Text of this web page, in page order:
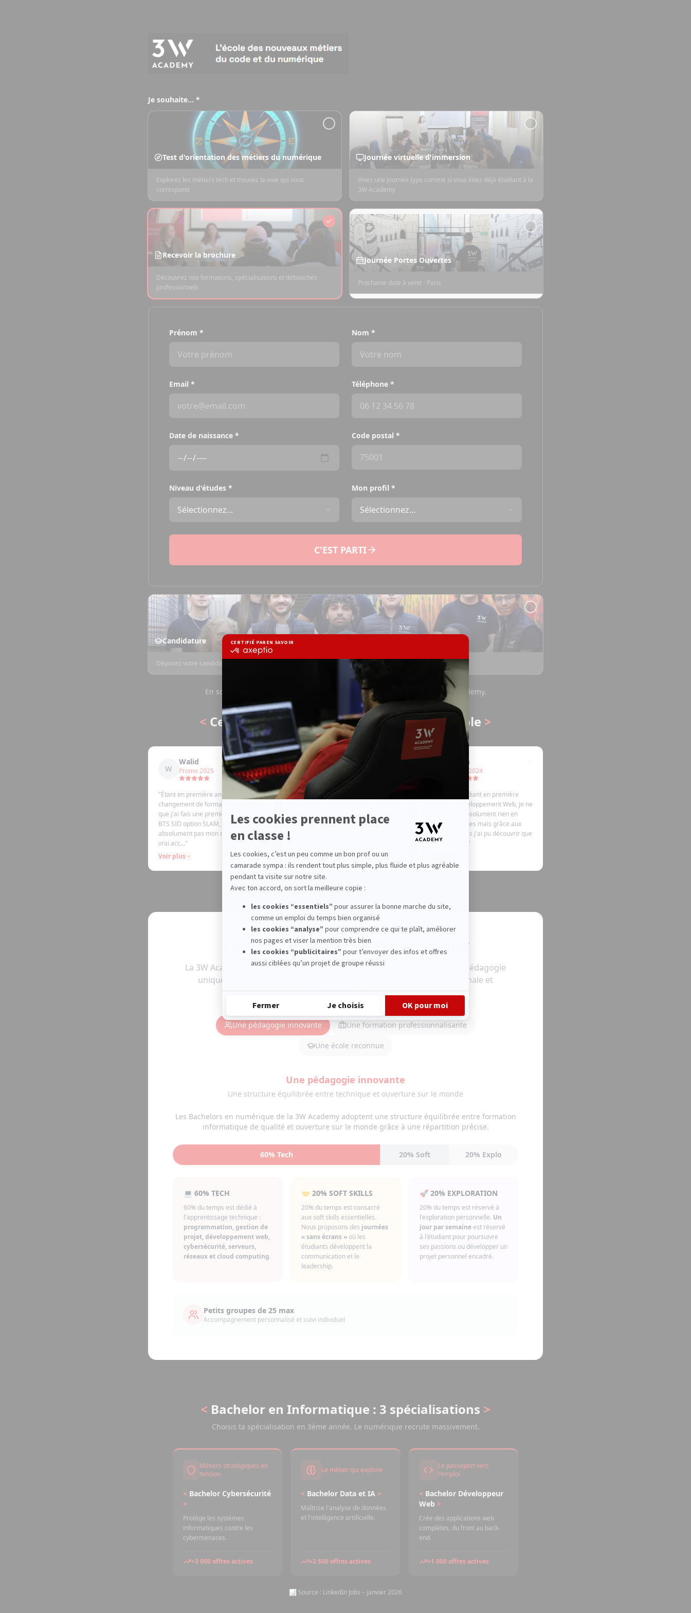
Je souhaite… *
Test d'orientation des métiers du numérique
Explorez les métiers tech et trouvez la voie qui vous
correspond
Journée virtuelle d'immersion
Vivez une journée type comme si vous étiez déjà étudiant à la
3W Academy
Recevoir la brochure
Découvrez nos formations, spécialisations et débouchés
professionnels
Journée Portes Ouvertes
Prochaine date à venir · Paris
Prénom * Nom *
Email * Téléphone *
Date de naissance * Code postal *
Niveau d'études * Mon profil *
C'EST PARTI
Candidature
Déposez votre candidature pour rejoindre la 3W Academy
En soumettant ce formulaire, vous acceptez d'être recontacté par la 3W Academy.
< Ce que nos étudiants pensent de notre école >
"
W
Walid
Promo 2025
"Étant en première année suite à un
changement de formation tandis
que j'ai fais une première année en
BTS SIO option SLAM, je ne regrette
absolument pas mon choix. On a un
vrai acc..."
Voir plus
M
Mathilde
Promo 2025
"Très bonne école, du personnel à
pour notre réussite. Les cours sont
très bien, bien expliqué avec des
Voir plus
Ryenn
Promo 2024
Je suis un étudiant en première
année en Développement Web, je ne
connaissais absolument rien en
code et langages mais grâce aux
portes ouvertes j'ai pu découvrir que
le code n'éta...
"
Pourquoi choisir la 3W Academy
La 3W Academy forme les talents du numérique de demain grâce à une pédagogie
unique, des intervenants professionnels et une reconnaissance nationale et
internationale.
Une pédagogie innovante Une formation professionnalisante
Une école reconnue
Une pédagogie innovante
Une structure équilibrée entre technique et ouverture sur le monde
Les Bachelors en numérique de la 3W Academy adoptent une structure équilibrée entre formation
informatique de qualité et ouverture sur le monde grâce à une répartition précise.
60% Tech 20% Soft 20% Explo
💻 60% TECH
60% du temps est dédié à
l'apprentissage technique :
programmation, gestion de
projet, développement web,
cybersécurité, serveurs,
réseaux et cloud computing.
🤝 20% SOFT SKILLS
20% du temps est consacré
aux soft skills essentielles.
Nous proposons des journées
« sans écrans » où les
étudiants développent la
communication et le
leadership.
🚀 20% EXPLORATION
20% du temps est réservé à
l'exploration personnelle. Un
jour par semaineest réservé
à l'étudiant pour poursuivre
ses passions ou développer un
projet personnel encadré.
Petits groupes de 25 max
Accompagnement personnalisé et suivi individuel
< Bachelor en Informatique : 3 spécialisations >
Choisis ta spécialisation en 3ème année. Le numérique recrute massivement.
Métiers stratégiques en
tension
< Bachelor Cybersécurité
>
Protège les systèmes
informatiques contre les
cybermenaces.
+3 000 offres actives
Le métier qui explose
< Bachelor Data et IA >
Maîtrise l'analyse de données
et l'intelligence artificielle.
+2 500 offres actives
Le passeport vers
l'emploi
< Bachelor Développeur
Web >
Crée des applications web
complètes, du front au back-
end.
+1 000 offres actives
📊 Source : LinkedIn Jobs – janvier 2026